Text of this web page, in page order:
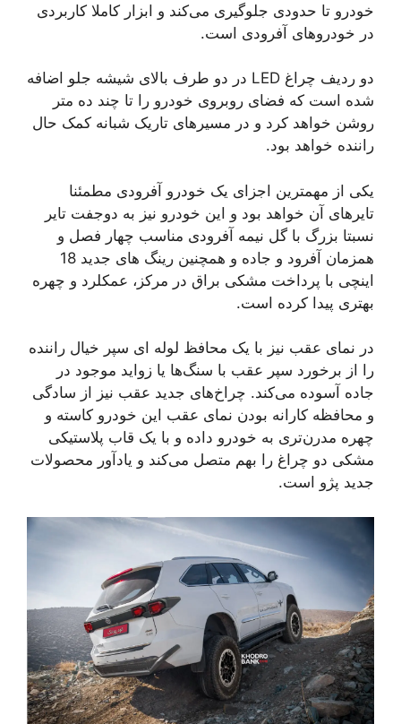
خودرو تا حدودی جلوگیری می‌کند و ابزار کاملا کاربردی
در خودروهای آفرودی است.
دو ردیف چراغ LED در دو طرف بالای شیشه جلو اضافه
شده است که فضای روبروی خودرو را تا چند ده متر
روشن خواهد کرد و در مسیرهای تاریک شبانه کمک حال
راننده خواهد بود.
یکی از مهمترین اجزای یک خودرو آفرودی مطمئنا
تایرهای آن خواهد بود و این خودرو نیز به دوجفت تایر
نسبتا بزرگ با گل نیمه آفرودی مناسب چهار فصل و
همزمان آفرود و جاده و همچنین رینگ های جدید 18
اینچی با پرداخت مشکی براق در مرکز، عمکلرد و چهره
بهتری پیدا کرده است.
در نمای عقب نیز با یک محافظ لوله ای سپر خیال راننده
را از برخورد سپر عقب با سنگ‌ها یا زواید موجود در
جاده آسوده می‌کند. چراخ‌های جدید عقب نیز از سادگی
و محافظه کارانه بودن نمای عقب این خودرو کاسته و
چهره مدرن‌تری به خودرو داده و با یک قاب پلاستیکی
مشکی دو چراغ را بهم متصل می‌کند و یادآور محصولات
جدید پژو است.